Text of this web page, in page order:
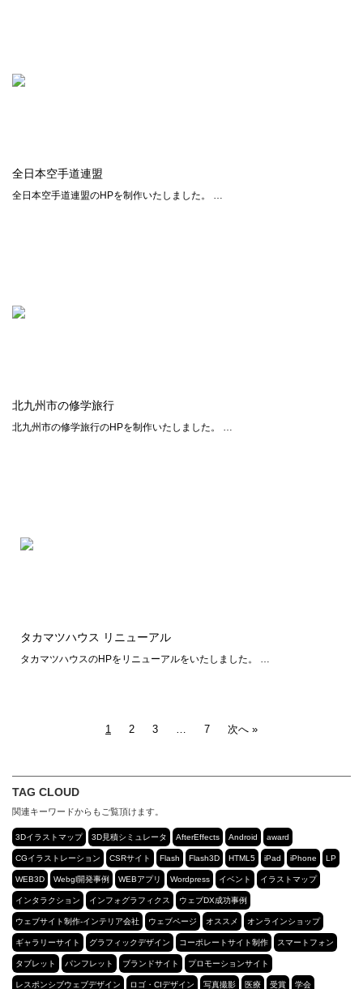
全日本空手道連盟
全日本空手道連盟のHPを制作いたしました。 …
北九州市の修学旅行
北九州市の修学旅行のHPを制作いたしました。 …
タカマツハウス リニューアル
タカマツハウスのHPをリニューアルをいたしました。 …
1 2 3 … 7 次へ »
TAG CLOUD
関連キーワードからもご覧頂けます。
3Dイラストマップ 3D見積シミュレータ AfterEffects Android award
CGイラストレーション CSRサイト Flash Flash3D HTML5 iPad iPhone LP
WEB3D Webgl開発事例 WEBアプリ Wordpress イベント イラストマップ
インタラクション インフォグラフィクス ウェブDX成功事例
ウェブサイト制作-インテリア会社 ウェブページ オススメ オンラインショップ
ギャラリーサイト グラフィックデザイン コーポレートサイト制作 スマートフォン
タブレット パンフレット ブランドサイト プロモーションサイト
レスポンシブウェブデザイン ロゴ・CIデザイン 写真撮影 医療 受賞 学会